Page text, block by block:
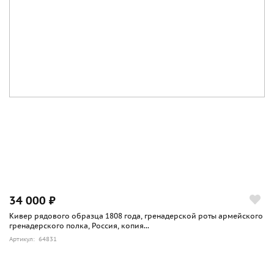
34 000 ₽
Кивер рядового образца 1808 года, гренадерской роты армейского
гренадерского полка, Россия, копия...
Артикул: 64831